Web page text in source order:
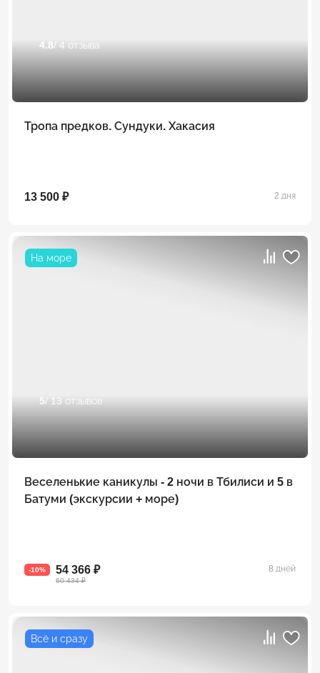
4.8/ 4 отзыва
Тропа предков. Сундуки. Хакасия
13 500 ₽ 2 дня
На море
5/ 13 отзывов
Веселенькие каникулы - 2 ночи в Тбилиси и 5 в
Батуми (экскурсии + море)
-10% 54 366 ₽
60 434 ₽
8 дней
Всё и сразу